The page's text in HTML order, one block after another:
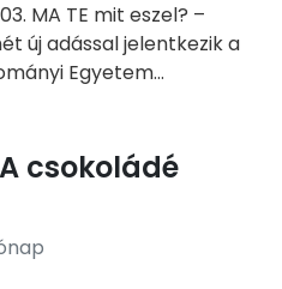
MA TE mit eszel? –
új adással jelentkezik a
Egyetem...
csokoládé